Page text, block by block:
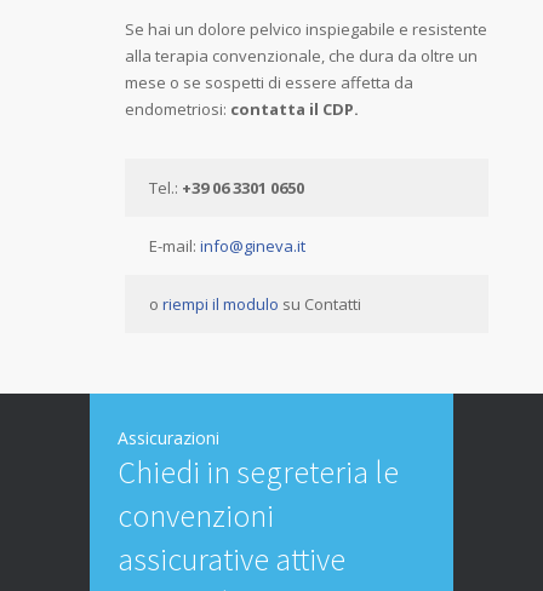
Se hai un dolore pelvico inspiegabile e resistente
alla terapia convenzionale, che dura da oltre un
mese o se sospetti di essere affetta da
endometriosi: contatta il CDP.
Tel.: +39 06 3301 0650
E-mail: info@gineva.it
o riempi il modulo su Contatti
Assicurazioni
Chiedi in segreteria le
convenzioni
assicurative attive